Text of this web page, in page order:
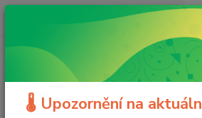
(Po-Ne, 8-20 hod.)
🌡️ Upozornění na